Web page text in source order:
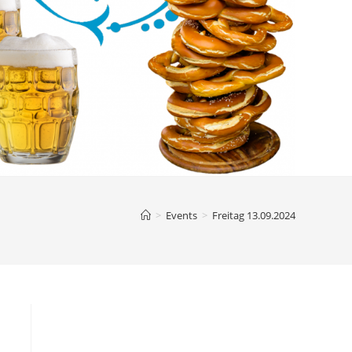
> Events > Freitag 13.09.2024